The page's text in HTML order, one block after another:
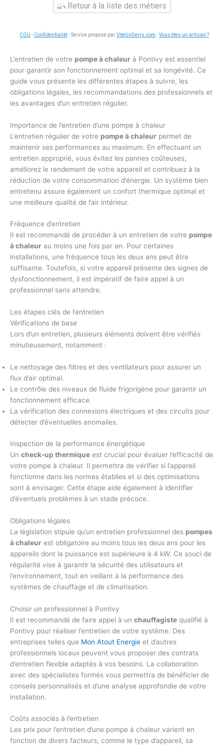
Retour à la liste des métiers
CGU - Confidentialité- Service proposé parViteUnDevis.com -Vous êtes un artisan ?
L’entretien de votre pompe à chaleur à Pontivy est essentiel
pour garantir son fonctionnement optimal et sa longévité. Ce
guide vous présente les différentes étapes à suivre, les
obligations légales, les recommandations des professionnels et
les avantages d’un entretien régulier.
Importance de l’entretien d’une pompe à chaleur
L’entretien régulier de votre pompe à chaleur permet de
maintenir ses performances au maximum. En effectuant un
entretien approprié, vous évitez les pannes coûteuses,
améliorez le rendement de votre appareil et contribuez à la
réduction de votre consommation d’énergie. Un système bien
entretenu assure également un confort thermique optimal et
une meilleure qualité de l’air intérieur.
Fréquence d’entretien
Il est recommandé de procéder à un entretien de votre pompe
à chaleur au moins une fois par an. Pour certaines
installations, une fréquence tous les deux ans peut être
suffisante. Toutefois, si votre appareil présente des signes de
dysfonctionnement, il est impératif de faire appel à un
professionnel sans attendre.
Les étapes clés de l’entretien
Vérifications de base
Lors d’un entretien, plusieurs éléments doivent être vérifiés
minutieusement, notamment :
Le nettoyage des filtres et des ventilateurs pour assurer un
flux d’air optimal.
Le contrôle des niveaux de fluide frigorigène pour garantir un
fonctionnement efficace.
La vérification des connexions électriques et des circuits pour
détecter d’éventuelles anomalies.
Inspection de la performance énergétique
Un check-up thermique est crucial pour évaluer l’efficacité de
votre pompe à chaleur. Il permettra de vérifier si l’appareil
fonctionne dans les normes établies et si des optimisations
sont à envisager. Cette étape aide également à identifier
d’éventuels problèmes à un stade précoce.
Obligations légales
La législation stipule qu’un entretien professionnel des pompes
à chaleur est obligatoire au moins tous les deux ans pour les
appareils dont la puissance est supérieure à 4 kW. Ce souci de
régularité vise à garantir la sécurité des utilisateurs et
l’environnement, tout en veillant à la performance des
systèmes de chauffage et de climatisation.
Choisir un professionnel à Pontivy
Il est recommandé de faire appel à un chauffagiste qualifié à
Pontivy pour réaliser l’entretien de votre système. Des
entreprises telles que Mon Atout Energie et d’autres
professionnels locaux peuvent vous proposer des contrats
d’entretien flexible adaptés à vos besoins. La collaboration
avec des spécialistes formés vous permettra de bénéficier de
conseils personnalisés et d’une analyse approfondie de votre
installation.
Coûts associés à l’entretien
Les prix pour l’entretien d’une pompe à chaleur varient en
fonction de divers facteurs, comme le type d’appareil, sa